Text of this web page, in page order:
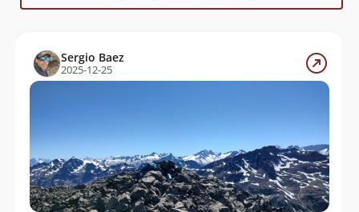
Sergio Baez
2025-12-25